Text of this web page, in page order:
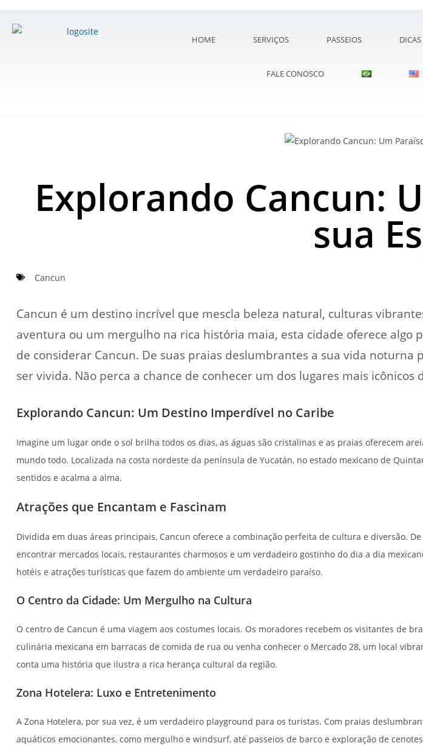
HOME SERVIÇOS PASSEIOS
FALE CONOSCO
Explorando Cancun:
sua
Cancun
Cancun é um destino incrível que mescla beleza natural, culturas
aventura ou um mergulho na rica história maia, esta cidade oferece algo
de considerar Cancun. De suas praias deslumbrantes a sua vida
ser vivida. Não perca a chance de conhecer um dos lugares mais
Explorando Cancun: Um Destino Imperdível no Caribe
Imagine um lugar onde o sol brilha todos os dias, as águas são cristalinas e as praias oferecem
mundo todo. Localizada na costa nordeste da península de Yucatán, no estado mexicano de
sentidos e acalma a alma.
Atrações que Encantam e Fascinam
Dividida em duas áreas principais, Cancun oferece a combinação perfeita de cultura e diversão.
encontrar mercados locais, restaurantes charmosos e um verdadeiro gostinho do dia a dia
hotéis e atrações turísticas que fazem do ambiente um verdadeiro paraíso.
O Centro da Cidade: Um Mergulho na Cultura
O centro de Cancun é uma viagem aos costumes locais. Os moradores recebem os visitantes de
culinária mexicana em barracas de comida de rua ou venha conhecer o Mercado 28, um local
conta uma história que ilustra a rica herança cultural da região.
Zona Hotelera: Luxo e Entretenimento
A Zona Hotelera, por sua vez, é um verdadeiro playground para os turistas. Com praias
aquáticos emocionantes, como mergulho e windsurf, até passeios de barco e exploração de